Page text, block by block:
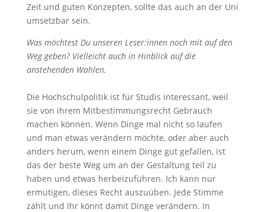
Zeit und guten Konzepten, sollte das auch an der Uni
umsetzbar sein.
Was möchtest Du unseren Leser:innen noch mit auf den
Weg geben? Vielleicht auch in Hinblick auf die
anstehenden Wahlen.
Die Hochschulpolitik ist für Studis interessant, weil
sie von ihrem Mitbestimmungsrecht Gebrauch
machen können. Wenn Dinge mal nicht so laufen
und man etwas verändern möchte, oder aber auch
anders herum, wenn einem Dinge gut gefallen, ist
das der beste Weg um an der Gestaltung teil zu
haben und etwas herbeizuführen. Ich kann nur
ermutigen, dieses Recht auszuüben. Jede Stimme
zählt und Ihr könnt damit Dinge verändern. In